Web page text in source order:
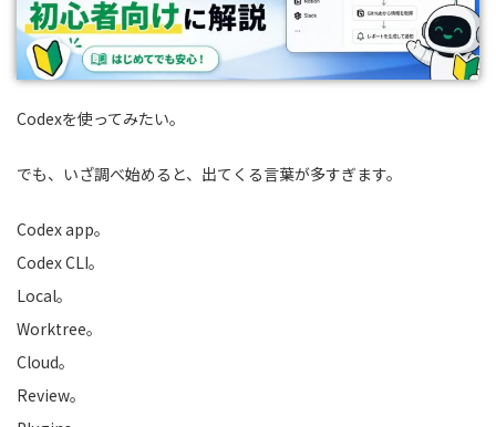
Codexを使ってみたい。
でも、いざ調べ始めると、出てくる言葉が多すぎます。
Codex app。
Codex CLI。
Local。
Worktree。
Cloud。
Review。